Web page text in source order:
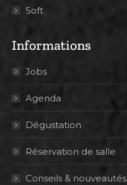
Soft
Informations
Jobs
Agenda
Dégustation
Réservation de salle
Conseils & nouveautés